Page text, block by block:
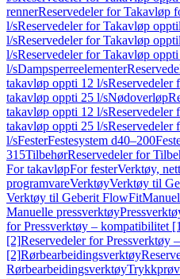
rennerReservedeler for Takavløp
l/sReservedeler for Takavløp
l/sReservedeler for Takavløp
l/sReservedeler for Takavløp
l/sDampsperreelementer
takavløp oppti 12 l/sReservedeler
takavløp oppti 25 l/sNødoverløp
takavløp oppti 12 l/sReservedeler
takavløp oppti 25 l/sReservedeler
l/sFesterFestesystem d40–200
315TilbehørReservedeler for
For takavløpFor festerVerktøy,
programvareVerktøyVerktøy til
Verktøy til Geberit FlowFit
Manuelle pressverktøy
for Pressverktøy – kompatibilitet
[2]Reservedeler for Pressverktøy
[2]Rørbearbeidingsverktøy
Rørbearbeidingsverktøy